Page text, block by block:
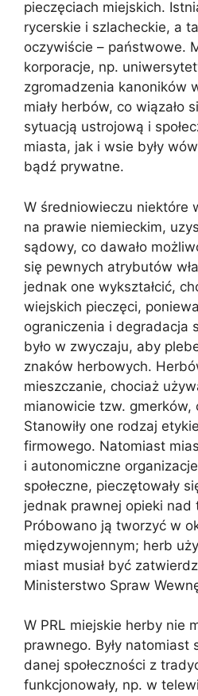
pieczęciach miejskich.
rycerskie i szlacheckie, a
oczywiście – państwowe.
korporacje, np.
zgromadzenia kanoników
miały herbów, co wiązało
sytuacją ustrojową i
miasta, jak i wsie były
bądź prywatne.
W średniowieczu niektóre
na prawie niemieckim,
sądowy, co dawało
się pewnych atrybutów
jednak one wykształcić,
wiejskich pieczęci,
ograniczenia i degradacja
było w zwyczaju, aby
znaków herbowych.
mieszczanie, chociaż
mianowicie tzw. gmerków,
Stanowiły one rodzaj
firmowego. Natomiast
i autonomiczne
społeczne, pieczętowały
jednak prawnej opieki nad
Próbowano ją tworzyć w
międzywojennym; herb
miast musiał być
Ministerstwo Spraw
W PRL miejskie herby nie
prawnego. Były natomiast
danej społeczności z
funkcjonowały, np. w